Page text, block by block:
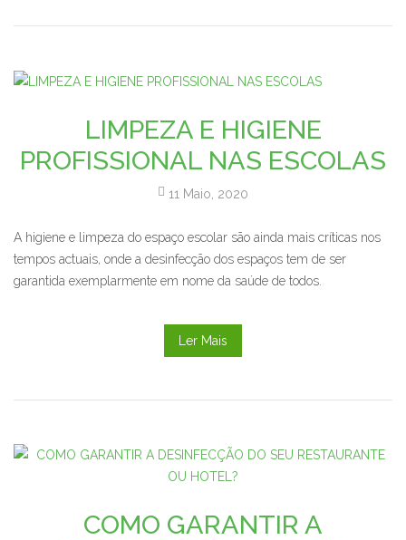
LIMPEZA E HIGIENE
PROFISSIONAL NAS ESCOLAS
11 Maio, 2020
A higiene e limpeza do espaço escolar são ainda mais críticas nos
tempos actuais, onde a desinfecção dos espaços tem de ser
garantida exemplarmente em nome da saúde de todos.
Ler Mais
COMO GARANTIR A